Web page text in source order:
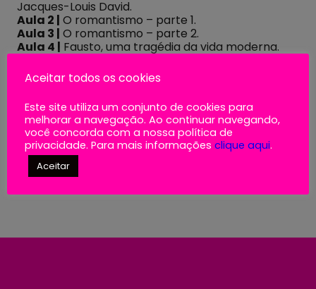
Jacques-Louis David.
Aula 2 | O romantismo – parte 1.
Aula 3 | O romantismo – parte 2.
Aula 4 | Fausto, uma tragédia da vida moderna.
Sobre o professor Claudinei Cássio de
Rezende
Condições dos cursos MIS
Aceitar todos os cookies
Este site utiliza um conjunto de cookies para
melhorar a navegação. Ao continuar navegando,
você concorda com a nossa política de
privacidade. Para mais informações clique aqui.
Aceitar